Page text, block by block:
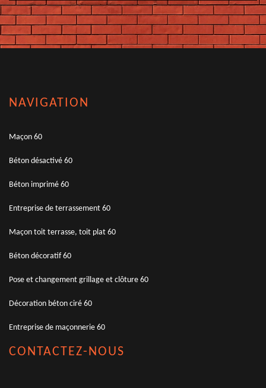
NAVIGATION
Maçon 60
Béton désactivé 60
Béton imprimé 60
Entreprise de terrassement 60
Maçon toit terrasse, toit plat 60
Béton décoratif 60
Pose et changement grillage et clôture 60
Décoration béton ciré 60
Entreprise de maçonnerie 60
CONTACTEZ-NOUS